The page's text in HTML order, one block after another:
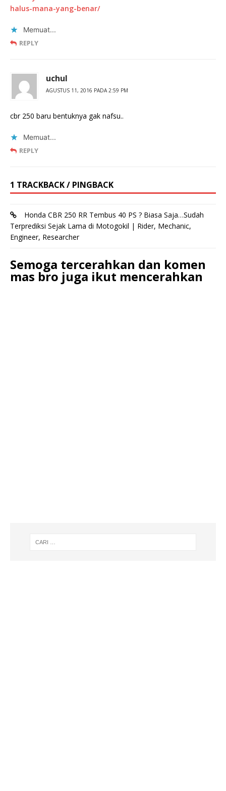
halus-mana-yang-benar/
Memuat...
REPLY
uchul
AGUSTUS 11, 2016 PADA 2:59 PM
cbr 250 baru bentuknya gak nafsu..
Memuat...
REPLY
1 TRACKBACK / PINGBACK
Honda CBR 250 RR Tembus 40 PS ? Biasa Saja…Sudah
Terprediksi Sejak Lama di Motogokil | Rider, Mechanic,
Engineer, Researcher
Semoga tercerahkan dan komen
mas bro juga ikut mencerahkan